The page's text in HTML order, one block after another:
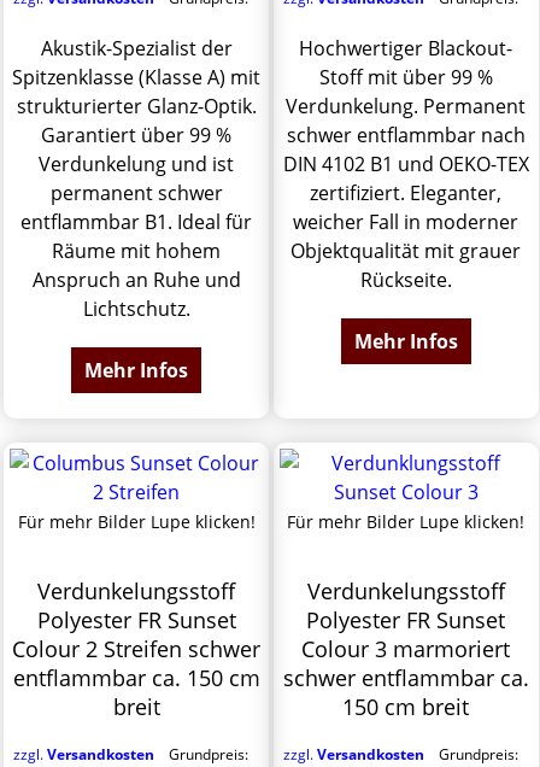
Akustik-Spezialist der
Spitzenklasse (Klasse A) mit
strukturierter Glanz-Optik.
Garantiert über 99 %
Verdunkelung und ist
permanent schwer
entflammbar B1. Ideal für
Räume mit hohem
Anspruch an Ruhe und
Lichtschutz.
Mehr Infos
Hochwertiger Blackout-
Stoff mit über 99 %
Verdunkelung. Permanent
schwer entflammbar nach
DIN 4102 B1 und OEKO-TEX
zertifiziert. Eleganter,
weicher Fall in moderner
Objektqualität mit grauer
Rückseite.
Mehr Infos
Für mehr Bilder Lupe klicken!
Verdunkelungsstoff
Polyester FR Sunset
Colour 2 Streifen schwer
entflammbar ca. 150 cm
breit
zzgl.Versandkosten Grundpreis:
Für mehr Bilder Lupe klicken!
Verdunkelungsstoff
Polyester FR Sunset
Colour 3 marmoriert
schwer entflammbar ca.
150 cm breit
zzgl.Versandkosten Grundpreis: